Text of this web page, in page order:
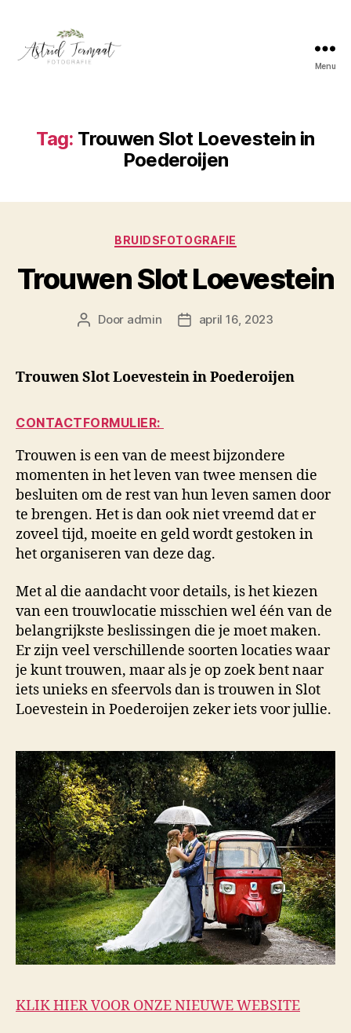
Menu
Tag: Trouwen Slot Loevestein in
Poederoijen
Categorieën
BRUIDSFOTOGRAFIE
Trouwen Slot Loevestein
Berichtauteur
Door admin Berichtdatum
april 16, 2023
Trouwen Slot Loevestein in Poederoijen
CONTACTFORMULIER:
Trouwen is een van de meest bijzondere
momenten in het leven van twee mensen die
besluiten om de rest van hun leven samen door
te brengen. Het is dan ook niet vreemd dat er
zoveel tijd, moeite en geld wordt gestoken in
het organiseren van deze dag.
Met al die aandacht voor details, is het kiezen
van een trouwlocatie misschien wel één van de
belangrijkste beslissingen die je moet maken.
Er zijn veel verschillende soorten locaties waar
je kunt trouwen, maar als je op zoek bent naar
iets unieks en sfeervols dan is trouwen in Slot
Loevestein in Poederoijen zeker iets voor jullie.
KLIK HIER VOOR ONZE NIEUWE WEBSITE